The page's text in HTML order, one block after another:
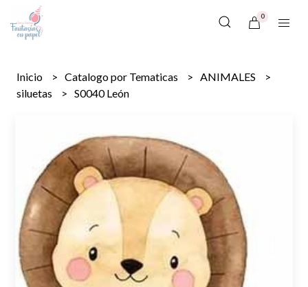
0
Inicio Catalogo por Tematicas
ANIMALES
siluetas
S0040 León